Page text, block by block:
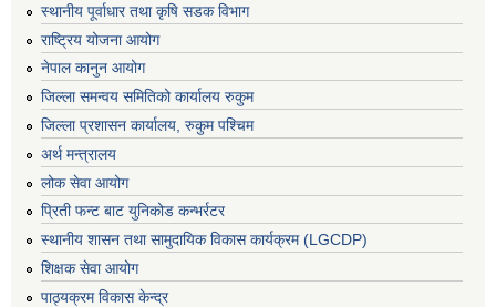
स्थानीय पूर्वाधार तथा कृषि सडक विभाग
राष्ट्रिय योजना आयोग
नेपाल कानुन आयोग
जिल्ला समन्वय समितिको कार्यालय रुकुम
जिल्ला प्रशासन कार्यालय, रुकुम पश्चिम
अर्थ मन्त्रालय
लोक सेवा आयोग
प्रिती फन्ट बाट युनिकोड कन्भर्रटर
स्थानीय शासन तथा सामुदायिक विकास कार्यक्रम (LGCDP)
शिक्षक सेवा आयोग
पाठ्यक्रम विकास केन्द्र